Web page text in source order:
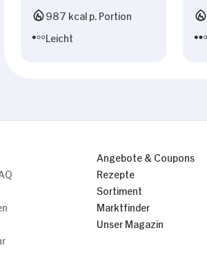
987 kcal p. Portion
Leicht
Angebote & Coupons
Rezepte
Sortiment
Marktfinder
Unser Magazin